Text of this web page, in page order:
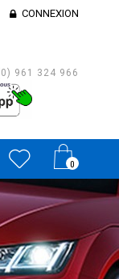
CONNEXION
961 324 966
0